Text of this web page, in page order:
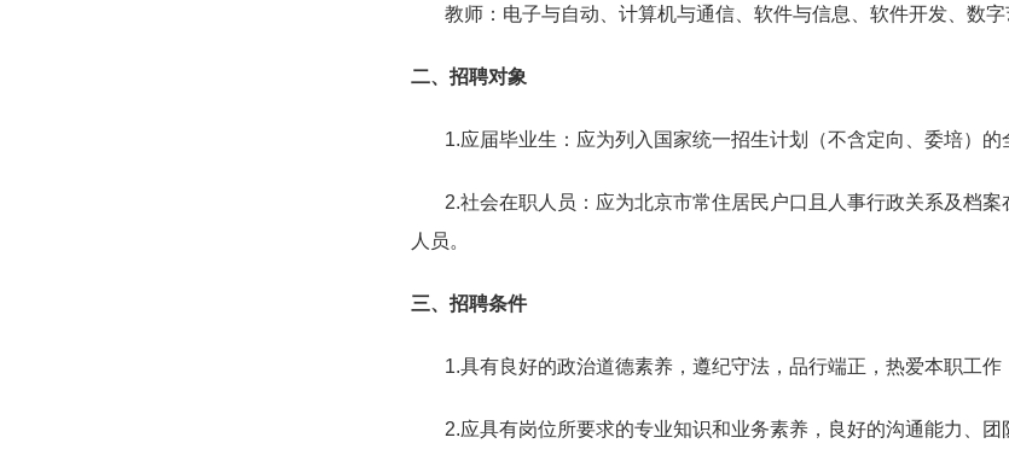
教师：电子与自动、计算机与通信、软件与信息、软件开发、数字
二、招聘对象
1.应届毕业生：应为列入国家统一招生计划（不含定向、委培）的
2.社会在职人员：应为北京市常住居民户口且人事行政关系及档
人员。
三、招聘条件
1.具有良好的政治道德素养，遵纪守法，品行端正，热爱本职工作
2.应具有岗位所要求的专业知识和业务素养，良好的沟通能力、团